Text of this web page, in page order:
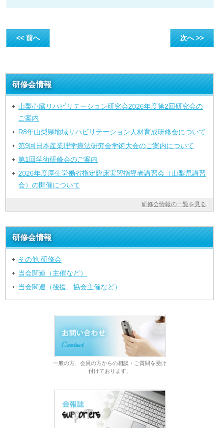
<< 前へ 次へ >>
研修会情報
山梨心臓リハビリテーション研究会2026年度第2回研究会の
ご案内
R8年山梨県地域リハビリテーション人材育成研修会について
第9回日本産業理学療法研究会学術大会のご案内について
第1回学術研修会のご案内
2026年度厚生労働省指定臨床実習指導者講習会（山梨県講習
会）の開催について
研修会情報の一覧を見る
研修会情報
その他 研修会
当会関連（主催など）
当会関連（後援、協会主催など）
一般の方、会員の方からの相談・ご質問を受け
付けております。